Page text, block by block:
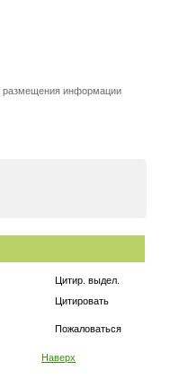
размещения информации
Цитир. выдел.
Цитировать
Пожаловаться
Наверх